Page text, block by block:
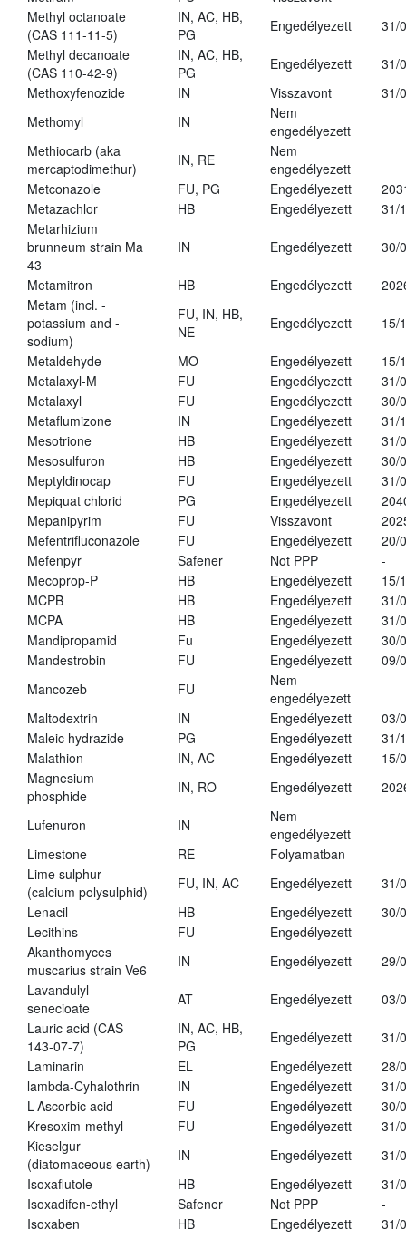
Methyl octanoate
(CAS 111-11-5)
IN, AC, HB,
PG
Engedélyezett
31/
Methyl decanoate
(CAS 110-42-9)
IN, AC, HB,
PG
Engedélyezett
31/
Methoxyfenozide
IN Visszavont
31/
Methomyl
IN
Nem
engedélyezett
Methiocarb (aka
mercaptodimethur)
IN, RE
Nem
engedélyezett
Metconazole
FU, PG Engedélyezett
Metazachlor
HB Engedélyezett
31/
Metarhizium
brunneum strain Ma
43
IN Engedélyezett 30/
Metamitron HB Engedélyezett
Metam (incl. -
potassium and -
sodium)
FU, IN, HB,
NE
Engedélyezett 15/
Metaldehyde MO Engedélyezett
15/
Metalaxyl-M
FU Engedélyezett
31/
Metalaxyl
FU Engedélyezett
30/
Metaflumizone
IN Engedélyezett
31/
Mesotrione
HB Engedélyezett
31/
Mesosulfuron
HB Engedélyezett
30/
Meptyldinocap
FU Engedélyezett
31/
Mepiquat chlorid
PG Engedélyezett
Mepanipyrim
FU Visszavont
Mefentrifluconazole
FU Engedélyezett
20/
Mefenpyr
Safener Not PPP
-
Mecoprop-P
HB Engedélyezett
15/
MCPB
HB Engedélyezett
31/
MCPA
HB Engedélyezett
31/
Mandipropamid
Fu Engedélyezett
30/
Mandestrobin
FU Engedélyezett
09/
Mancozeb
FU
Nem
engedélyezett
Maltodextrin
IN Engedélyezett
03/
Maleic hydrazide
PG Engedélyezett
31/
Malathion
IN, AC Engedélyezett
15/
Magnesium
phosphide
IN, RO Engedélyezett
Lufenuron IN
Nem
engedélyezett
Limestone
RE
Folyamatban
Lime sulphur
(calcium polysulphid)
FU, IN, AC Engedélyezett
31/
Lenacil
HB Engedélyezett
30/
Lecithins
FU Engedélyezett
-
Akanthomyces
muscarius strain Ve6
IN Engedélyezett
29/
Lavandulyl
senecioate
AT Engedélyezett
03/
Lauric acid (CAS
143-07-7)
IN, AC, HB,
PG
Engedélyezett
31/
Laminarin
EL Engedélyezett
28/
lambda-Cyhalothrin
IN Engedélyezett
31/
L-Ascorbic acid
FU Engedélyezett
30/
Kresoxim-methyl
FU Engedélyezett
31/
Kieselgur
(diatomaceous earth)
IN Engedélyezett
31/
Isoxaflutole
HB Engedélyezett
31/
Isoxadifen-ethyl
Safener Not PPP
-
Isoxaben
HB Engedélyezett
31/